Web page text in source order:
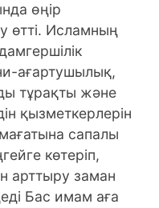
өңір
өтті. Исламның
ағартушылық,
тұрақты және
қызметкерлерін
сапалы
көтеріп,
арттыру заман
Бас имам аға